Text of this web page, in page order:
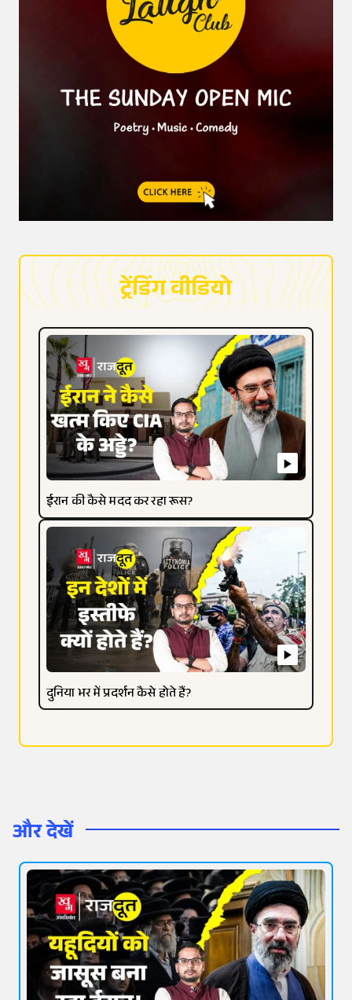
ट्रेंडिंग वीडियो
ईरान की कैसे मदद कर रहा रूस?
दुनिया भर में प्रदर्शन कैसे होते हैं?
और देखें